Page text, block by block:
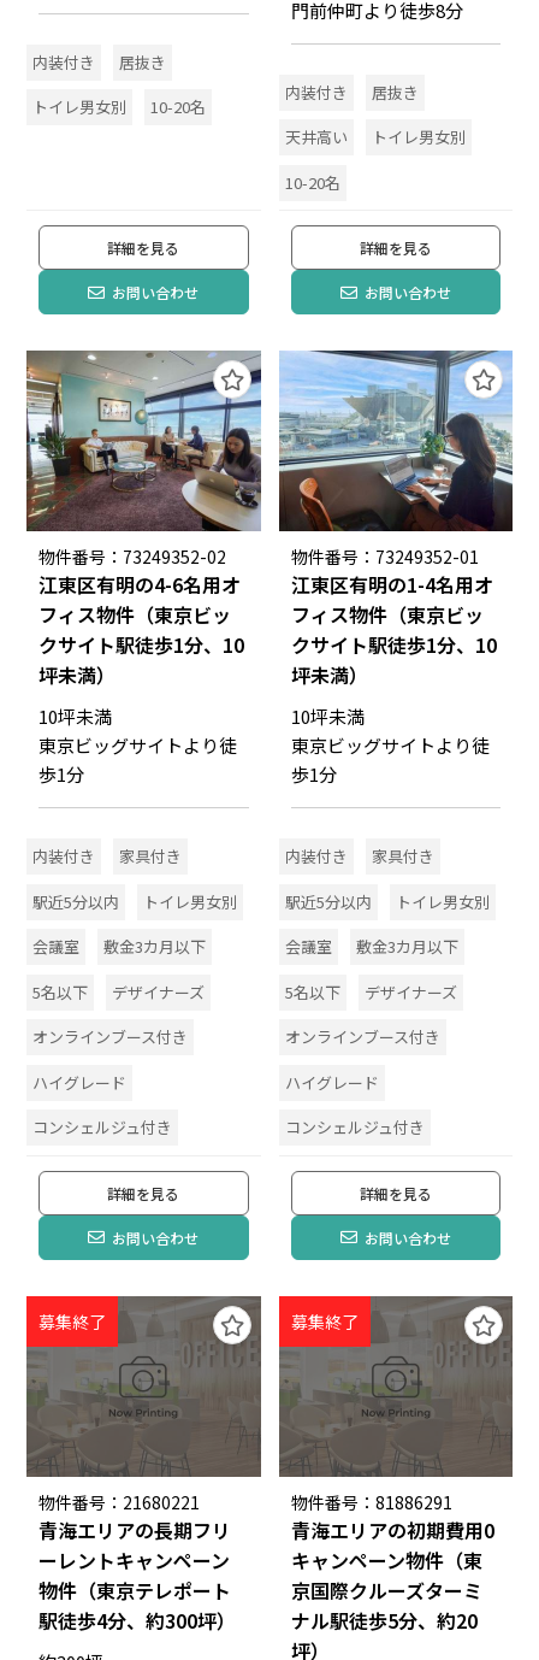
内装付き
居抜き
トイレ男女別
10-20名
詳細を見る
お問い合わせ
門前仲町より徒歩8分
内装付き
居抜き
天井高い
トイレ男女別
10-20名
詳細を見る
お問い合わせ
物件番号：73249352-02
江東区有明の4-6名用オ
フィス物件（東京ビッ
クサイト駅徒歩1分、10
坪未満）
10坪未満
東京ビッグサイトより徒
歩1分
内装付き
家具付き
駅近5分以内
トイレ男女別
会議室
敷金3カ月以下
5名以下
デザイナーズ
オンラインブース付き
ハイグレード
コンシェルジュ付き
詳細を見る
お問い合わせ
物件番号：73249352-01
江東区有明の1-4名用オ
フィス物件（東京ビッ
クサイト駅徒歩1分、10
坪未満）
10坪未満
東京ビッグサイトより徒
歩1分
内装付き
家具付き
駅近5分以内
トイレ男女別
会議室
敷金3カ月以下
5名以下
デザイナーズ
オンラインブース付き
ハイグレード
コンシェルジュ付き
詳細を見る
お問い合わせ
募集終了
物件番号：21680221
青海エリアの長期フリ
ーレントキャンペーン
物件（東京テレポート
駅徒歩4分、約300坪）
募集終了
物件番号：81886291
青海エリアの初期費用0
キャンペーン物件（東
京国際クルーズターミ
ナル駅徒歩5分、約20
坪）